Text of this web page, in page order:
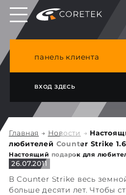
Выделенные серверы в ЕС, Японии, ГК,
NVME VPS & cPanel премиум хостинг в
панель клиента
ВХОД ЗДЕСЬ
Главная → Новости →
любителей Counter Strike 1.6
Настоящий подарок для
26.07.2011
В Counter Strike весь
больше десяти лет. Чтобы